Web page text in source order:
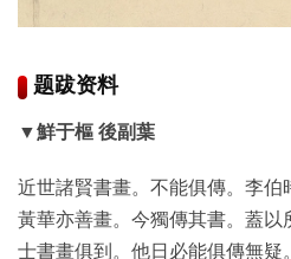
题跋资料
▼鮮于樞 後副葉
近世諸賢書畫。不能俱傳。李伯
黃華亦善畫。今獨傳其書。蓋以
士書畫俱到。他日必能俱傳無疑